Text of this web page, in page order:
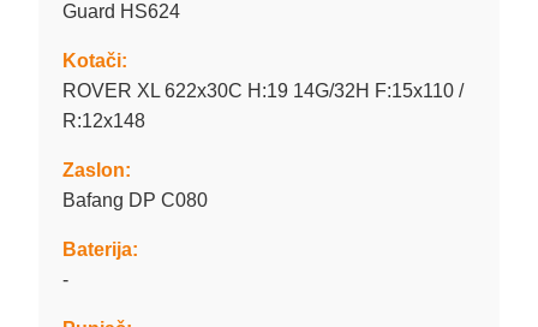
Guard HS624
Kotači:
ROVER XL 622x30C H:19 14G/32H F:15x110 /
R:12x148
Zaslon:
Bafang DP C080
Baterija:
-